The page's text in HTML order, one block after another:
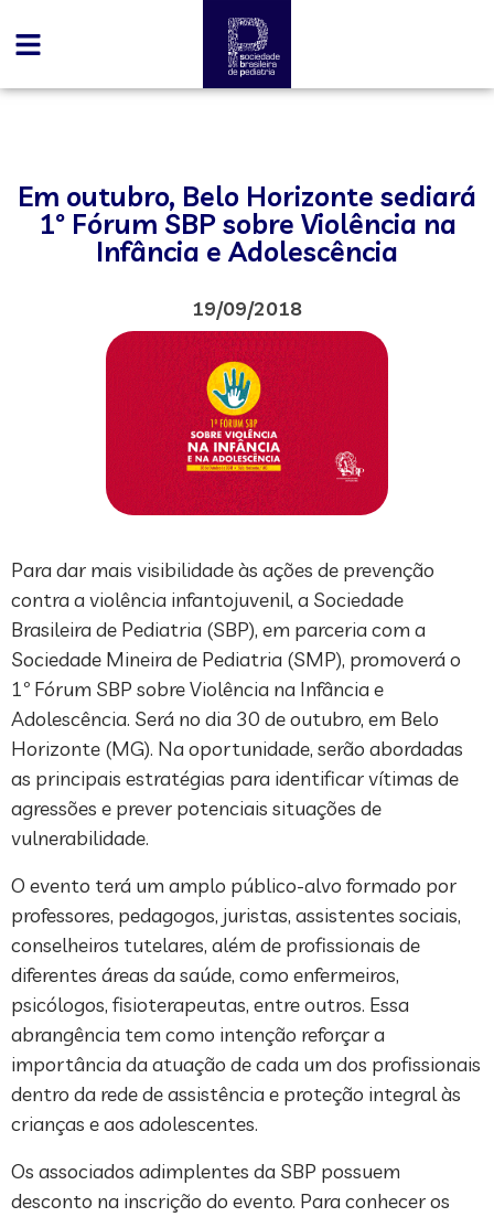
Em outubro, Belo Horizonte sediará
1º Fórum SBP sobre Violência na
Infância e Adolescência
19/09/2018
Para dar mais visibilidade às ações de prevenção
contra a violência infantojuvenil, a Sociedade
Brasileira de Pediatria (SBP), em parceria com a
Sociedade Mineira de Pediatria (SMP), promoverá o
1º Fórum SBP sobre Violência na Infância e
Adolescência. Será no dia 30 de outubro, em Belo
Horizonte (MG). Na oportunidade, serão abordadas
as principais estratégias para identificar vítimas de
agressões e prever potenciais situações de
vulnerabilidade.
O evento terá um amplo público-alvo formado por
professores, pedagogos, juristas, assistentes sociais,
conselheiros tutelares, além de profissionais de
diferentes áreas da saúde, como enfermeiros,
psicólogos, fisioterapeutas, entre outros. Essa
abrangência tem como intenção reforçar a
importância da atuação de cada um dos profissionais
dentro da rede de assistência e proteção integral às
crianças e aos adolescentes.
Os associados adimplentes da SBP possuem
desconto na inscrição do evento. Para conhecer os